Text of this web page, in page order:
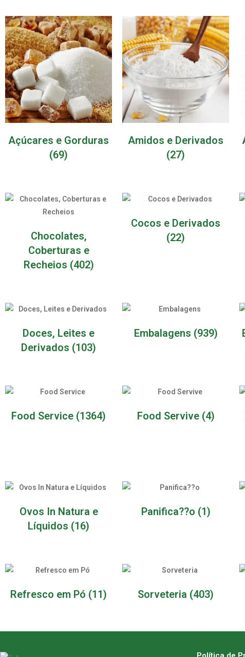
Açúcares e Gorduras
(69)
Amidos e Derivados
(27)
Chocolates,
Coberturas e
Recheios (402)
Cocos e Derivados
(22)
Doces, Leites e
Derivados (103)
Embalagens (939)
Food Service (1364) Food Servive (4)
Ovos In Natura e
Líquidos (16)
Panifica??o (1)
Refresco em Pó (11) Sorveteria (403)